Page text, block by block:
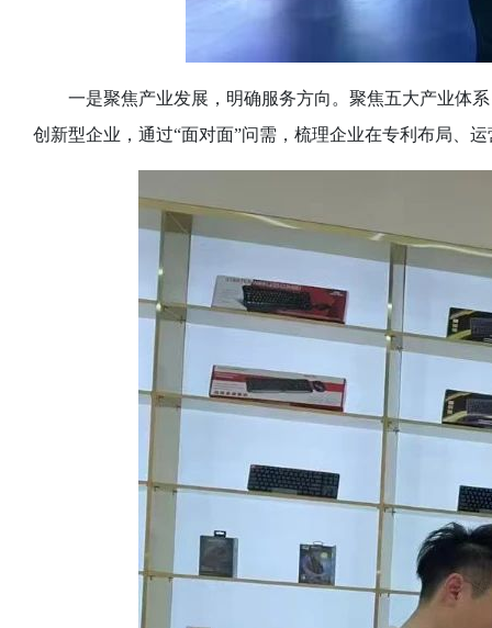
一是聚焦产业发展，明确服务方向。聚焦五大产业体
创新型企业，通过“面对面”问需，梳理企业在专利布局、